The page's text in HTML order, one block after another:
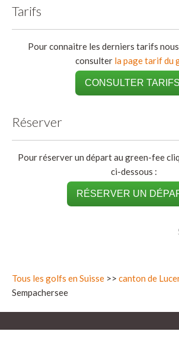
Tarifs
Pour connaitre les derniers tarifs
consulter la page tarif du
CONSULTER TARIFS
Réserver
Pour réserver un départ au green-fee
ci-dessous :
RÉSERVER UN
Tous les golfs en Suisse >> canton de
Sempachersee